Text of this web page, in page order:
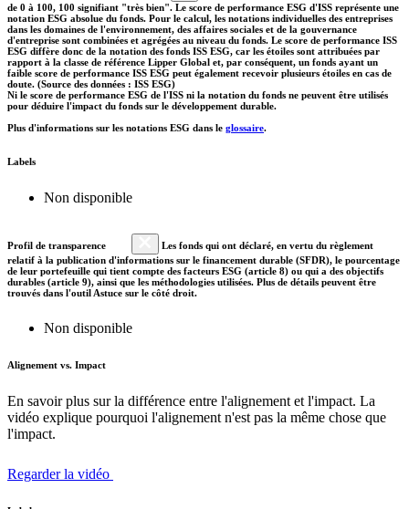
de 0 à 100, 100 signifiant "très bien". Le score de performance ESG d'ISS représente une
notation ESG absolue du fonds. Pour le calcul, les notations individuelles des entreprises
dans les domaines de l'environnement, des affaires sociales et de la gouvernance
d'entreprise sont combinées et agrégées au niveau du fonds. Le score de performance ISS
ESG diffère donc de la notation des fonds ISS ESG, car les étoiles sont attribuées par
rapport à la classe de référence Lipper Global et, par conséquent, un fonds ayant un
faible score de performance ISS ESG peut également recevoir plusieurs étoiles en cas de
doute. (Source des données : ISS ESG)
Ni le score de performance ESG de l'ISS ni la notation du fonds ne peuvent être utilisés
pour déduire l'impact du fonds sur le développement durable.
Plus d'informations sur les notations ESG dans le glossaire.
Labels
Non disponible
Profil de transparence
Les fonds qui ont déclaré, en vertu du règlement
relatif à la publication d'informations sur le financement durable (SFDR), le pourcentage
de leur portefeuille qui tient compte des facteurs ESG (article 8) ou qui a des objectifs
durables (article 9), ainsi que les méthodologies utilisées. Plus de détails peuvent être
trouvés dans l'outil Astuce sur le côté droit.
Non disponible
Alignement vs. Impact
En savoir plus sur la différence entre l'alignement et l'impact. La
vidéo explique pourquoi l'alignement n'est pas la même chose que
l'impact.
Regarder la vidéo